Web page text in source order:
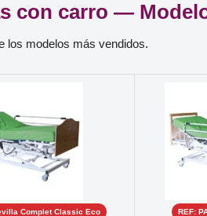
con carro —
los modelos más vendidos.
Complet Classic Eco REF: